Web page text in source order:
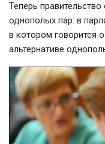
Теперь
однополых пар: в
в котором говорится
альтернативе